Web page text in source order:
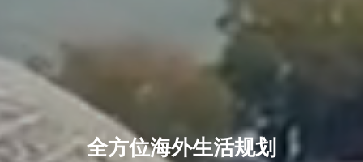
全方位海外生活规划